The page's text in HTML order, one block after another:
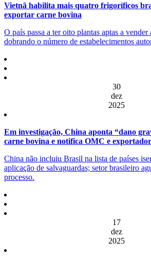
Vietnã habilita mais quatro frigoríficos
exportar carne bovina
O país passa a ter oito plantas aptas a
dobrando o número de estabelecimentos
30
dez
2025
Em investigação, China aponta “dano
carne bovina e notifica OMC e
China não incluiu Brasil na lista de países
aplicação de salvaguardas; setor brasileiro
processo.
17
dez
2025